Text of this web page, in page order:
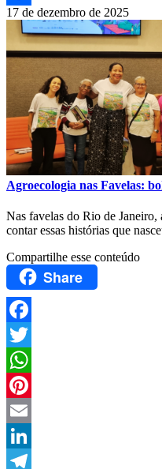
Compartilhar
17 de dezembro de 2025
Agroecologia nas Favelas:
Nas favelas do Rio de Janeiro,
contar essas histórias que
Compartilhe esse conteúdo
Share
Facebook
Twitter
WhatsApp
Pinterest
Email
LinkedIn